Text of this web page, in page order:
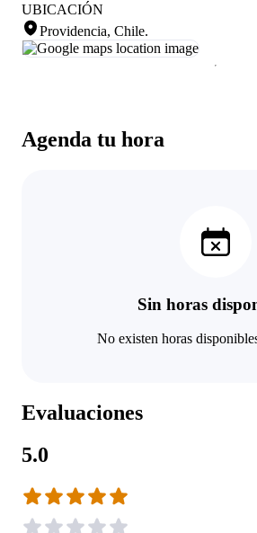
Agenda tu hora
Sin horas
No existen horas
Evaluaciones
5.0
UBICACIÓN
Providencia, Chile.